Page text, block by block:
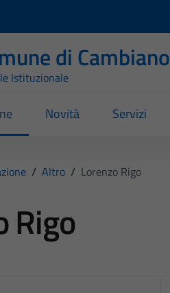
di Cambiano
Istituzionale
Novità Servizi
/ Altro / Lorenzo Rigo
Rigo